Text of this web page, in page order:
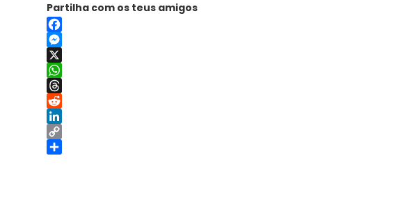
Partilha com os teus amigos
Facebook
Messenger
X
WhatsApp
Threads
Reddit
LinkedIn
Copy